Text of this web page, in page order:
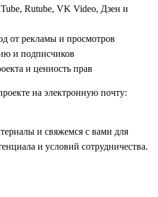
Rutube, VK Video, Дзен и
от рекламы и просмотров
и подписчиков
и ценность прав
на электронную почту:
и свяжемся с вами для
и условий сотрудничества.